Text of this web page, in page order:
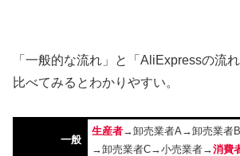
「一般的な流れ」と「AliExpressの流
比べてみるとわかりやすい。
一般
生産者→卸売業者A→卸売業者B
→卸売業者C→小売業者→消費